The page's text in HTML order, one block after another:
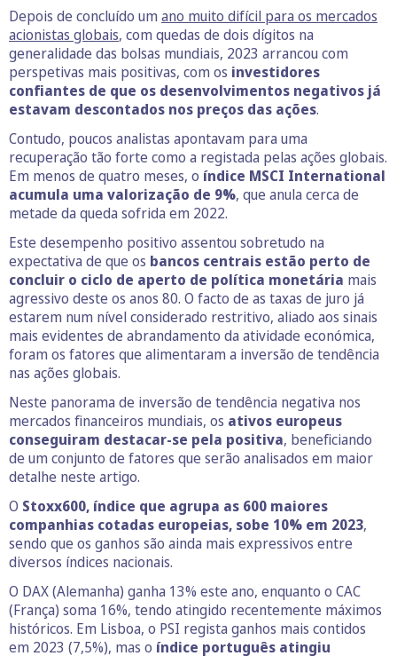
Depois de concluído um ano muito difícil para os mercados
acionistas globais, com quedas de dois dígitos na
generalidade das bolsas mundiais, 2023 arrancou com
perspetivas mais positivas, com os investidores
confiantes de que os desenvolvimentos negativos já
estavam descontados nos preços das ações.
Contudo, poucos analistas apontavam para uma
recuperação tão forte como a registada pelas ações globais.
Em menos de quatro meses, o índice MSCI International
acumula uma valorização de 9%, que anula cerca de
metade da queda sofrida em 2022.
Este desempenho positivo assentou sobretudo na
expectativa de que os bancos centrais estão perto de
concluir o ciclo de aperto de política monetária mais
agressivo deste os anos 80. O facto de as taxas de juro já
estarem num nível considerado restritivo, aliado aos sinais
mais evidentes de abrandamento da atividade económica,
foram os fatores que alimentaram a inversão de tendência
nas ações globais.
Neste panorama de inversão de tendência negativa nos
mercados financeiros mundiais, os ativos europeus
conseguiram destacar-se pela positiva, beneficiando
de um conjunto de fatores que serão analisados em maior
detalhe neste artigo.
O Stoxx600, índice que agrupa as 600 maiores
companhias cotadas europeias, sobe 10% em 2023,
sendo que os ganhos são ainda mais expressivos entre
diversos índices nacionais.
O DAX (Alemanha) ganha 13% este ano, enquanto o CAC
(França) soma 16%, tendo atingido recentemente máximos
históricos. Em Lisboa, o PSI regista ganhos mais contidos
em 2023 (7,5%), mas o índice português atingiu